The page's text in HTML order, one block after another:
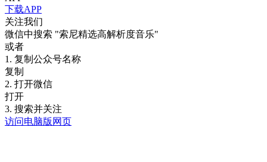
下载APP
关注我们
微信中搜索 "索尼精选高解析度音乐"
或者
1. 复制公众号名称
复制
2. 打开微信
打开
3. 搜索并关注
访问电脑版网页